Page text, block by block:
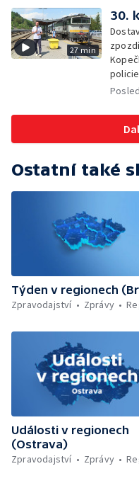
27 min
30.
hráči
Ostatní také
Týden v regionech
Zpravodajství
Zprávy
Události v regionech
(Ostrava)
Zpravodajství
Zprávy